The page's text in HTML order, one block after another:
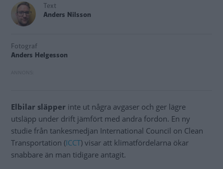
Text
Anders Nilsson
Fotograf
Anders Helgesson
Elbilar släpper inte ut några avgaser och ger lägre
utsläpp under drift jämfört med andra fordon. En ny
studie från tankesmedjan International Council on Clean
Transportation (ICCT) visar att klimatfördelarna ökar
snabbare än man tidigare antagit.